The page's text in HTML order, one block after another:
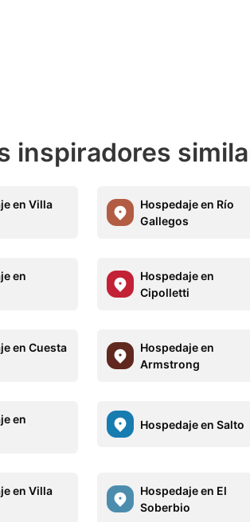
inspiradores
en Villa
Hospedaje en Río
Gallegos
en
Hospedaje en
Cipolletti
en Cuesta
Hospedaje en
Armstrong
en
Hospedaje en Salto
en Villa
Hospedaje en El
Soberbio